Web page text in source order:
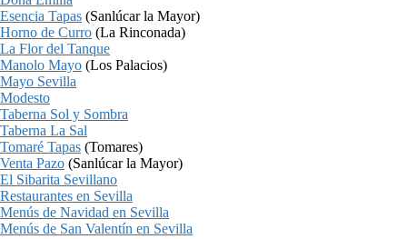
Esencia Tapas (Sanlúcar la Mayor)
Horno de Curro (La Rinconada)
La Flor del Tanque
Manolo Mayo (Los Palacios)
Mayo Sevilla
Modesto
Taberna Sol y Sombra
Taberna La Sal
Tomaré Tapas (Tomares)
Venta Pazo (Sanlúcar la Mayor)
El Sibarita Sevillano
Restaurantes en Sevilla
Menús de Navidad en Sevilla
Menús de San Valentín en Sevilla